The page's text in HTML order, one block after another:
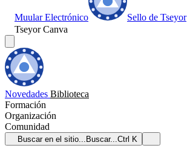
Muular Electrónico Sello de Tseyor
Tseyor Canva
Novedades Biblioteca
Formación
Organización
Comunidad
Buscar en el sitio... Buscar...Ctrl K